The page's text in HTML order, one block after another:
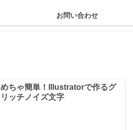
お問い合わせ
めちゃ簡単！Illustratorで作るグ
リッチノイズ文字